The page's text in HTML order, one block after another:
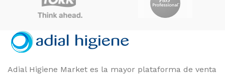
MARCAS
FORMATO CAJA 4
Adial Higiene Market es la mayor plataforma de venta